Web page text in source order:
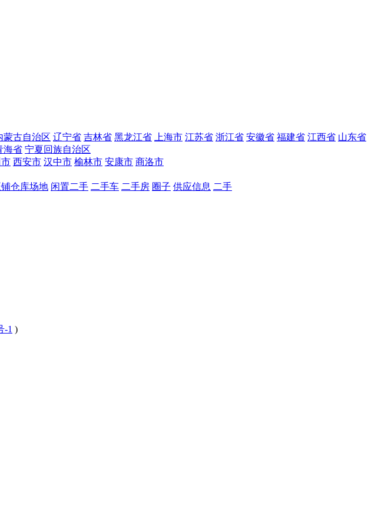
蒙古自治区 辽宁省 吉林省 黑龙江省 上海市 江苏省 浙江省 安徽省 福建省 江西省 山东省
海省 宁夏回族自治区
西安市 汉中市 榆林市 安康市 商洛市
铺仓库场地 闲置二手 二手车 二手房 圈子 供应信息 二手
-1 )